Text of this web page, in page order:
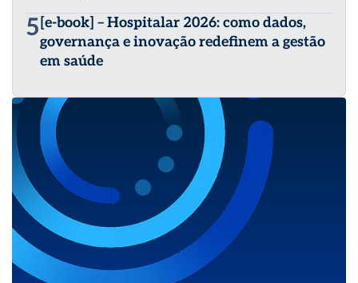
5 [e-book] – Hospitalar 2026: como dados,
governança e inovação redefinem a gestão
em saúde